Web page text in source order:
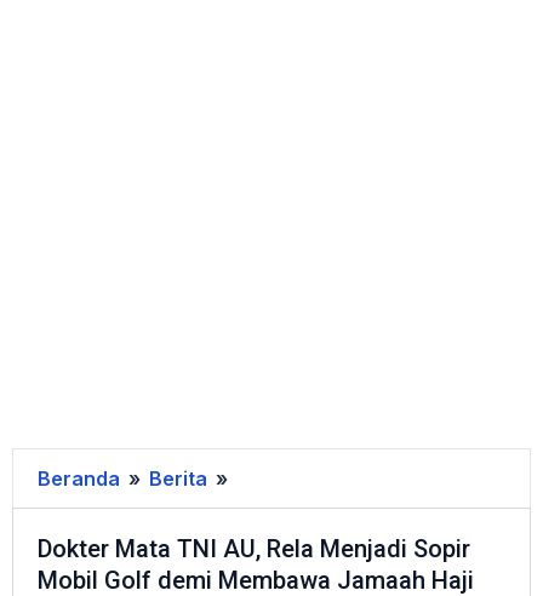
Beranda » Berita »
Mata
TNI
AU,
Dokter Mata TNI AU, Rela Menjadi Sopir
Mobil Golf demi Membawa Jamaah Haji